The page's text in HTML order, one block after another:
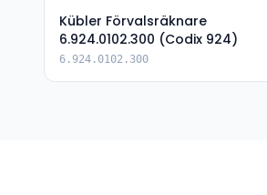
Kübler Förvalsräknare
6.924.0102.300 (Codix 924)
6.924.0102.300